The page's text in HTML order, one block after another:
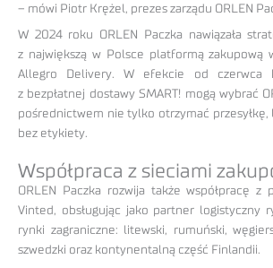
– mówi Piotr Krężel, prezes zarządu ORLEN
W 2024 roku ORLEN Paczka nawiązała
z największą w Polsce platformą zakupową
Allegro Delivery. W efekcie od czerwca
z bezpłatnej dostawy SMART! mogą wybrać
pośrednictwem nie tylko otrzymać przesyłkę,
bez etykiety.
Współpraca z sieciami
ORLEN Paczka rozwija także współpracę z
Vinted, obsługując jako partner logistyczny
rynki zagraniczne: litewski, rumuński,
szwedzki oraz kontynentalną część Finlandii.